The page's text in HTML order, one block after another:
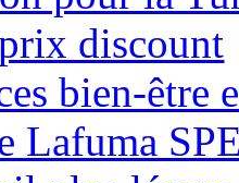
discount
bien-être
Lafuma